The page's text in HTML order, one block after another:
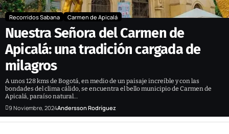
Recorridos Sabana Carmen de Apicalá
Nuestra Señora del Carmen de
Apicalá: una tradición cargada de
milagros
A unos 128 kms de Bogotá, en medio de un paisaje increíble y con las
bondades del clima cálido, se encuentra el bello municipio de Carmen de
Apicalá, paraíso natural…
9 Noviembre, 2024Andersson Rodríguez